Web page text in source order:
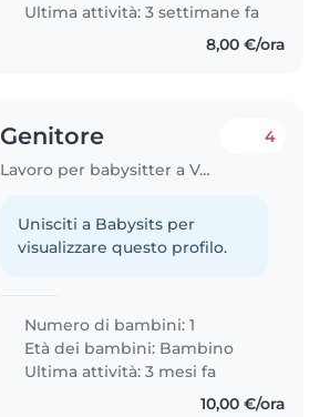
Ultima attività: 3 settimane fa
8,00 €/ora
Genitore
Lavoro per babysitter a Vecchiano-Nodica
4
Unisciti a Babysits per
visualizzare questo profilo.
Numero di bambini: 1
Età dei bambini: Bambino
Ultima attività: 3 mesi fa
10,00 €/ora